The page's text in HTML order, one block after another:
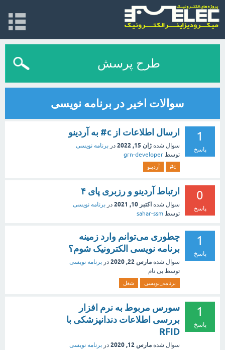
طرح پرسش
سوالات اخیر در برنامه نویسی
1
پاسخ
ارسال اطلاعات از c# به آردینو
سوال شده ژان 15, 2022 در برنامه نویسی
توسط grn-developer
c# آردینو
0
پاسخ
ارتباط آردینو و رزبری پای ۴
سوال شده اکتبر 10, 2021 در برنامه نویسی
توسط sahar-ssm
1
پاسخ
چطوری می‌توانم وارد زمینه
برنامه نویسی الکترونیک شوم؟
سوال شده مارس 22, 2020 در برنامه نویسی
توسط بی نام
برنامه_نویسی شغل
1
پاسخ
سورس مربوط به نرم افزار
بررسی اطلاعات دندانپزشکی با
RFID
سوال شده مارس 12, 2020 در برنامه نویسی